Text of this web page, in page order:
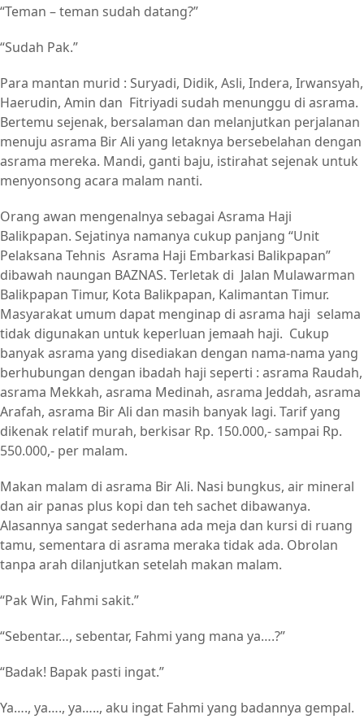
“Teman – teman sudah datang?”
“Sudah Pak.”
Para mantan murid : Suryadi, Didik, Asli, Indera, Irwansyah,
Haerudin, Amin dan Fitriyadi sudah menunggu di asrama.
Bertemu sejenak, bersalaman dan melanjutkan perjalanan
menuju asrama Bir Ali yang letaknya bersebelahan dengan
asrama mereka. Mandi, ganti baju, istirahat sejenak untuk
menyonsong acara malam nanti.
Orang awan mengenalnya sebagai Asrama Haji
Balikpapan. Sejatinya namanya cukup panjang “Unit
Pelaksana Tehnis Asrama Haji Embarkasi Balikpapan”
dibawah naungan BAZNAS. Terletak di Jalan Mulawarman
Balikpapan Timur, Kota Balikpapan, Kalimantan Timur.
Masyarakat umum dapat menginap di asrama haji selama
tidak digunakan untuk keperluan jemaah haji. Cukup
banyak asrama yang disediakan dengan nama-nama yang
berhubungan dengan ibadah haji seperti : asrama Raudah,
asrama Mekkah, asrama Medinah, asrama Jeddah, asrama
Arafah, asrama Bir Ali dan masih banyak lagi. Tarif yang
dikenak relatif murah, berkisar Rp. 150.000,- sampai Rp.
550.000,- per malam.
Makan malam di asrama Bir Ali. Nasi bungkus, air mineral
dan air panas plus kopi dan teh sachet dibawanya.
Alasannya sangat sederhana ada meja dan kursi di ruang
tamu, sementara di asrama meraka tidak ada. Obrolan
tanpa arah dilanjutkan setelah makan malam.
“Pak Win, Fahmi sakit.”
“Sebentar…, sebentar, Fahmi yang mana ya….?”
“Badak! Bapak pasti ingat.”
Ya…., ya…., ya….., aku ingat Fahmi yang badannya gempal.